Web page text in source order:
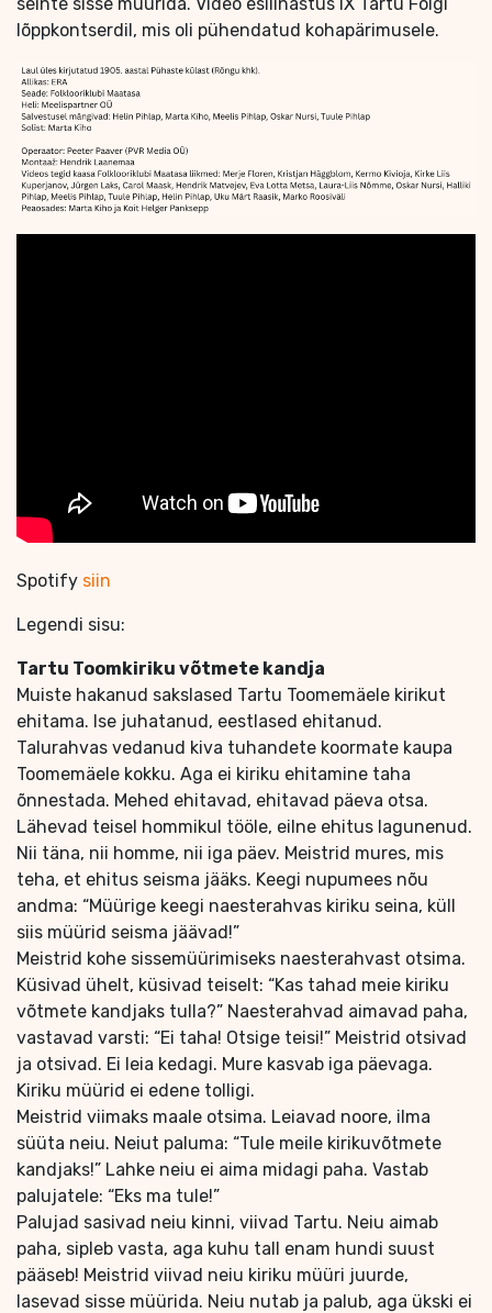
lõppkontserdil, mis oli pühendatud kohapärimusele.
Spotify siin
Legendi sisu:
Tartu Toomkiriku võtmete kandja
Muiste hakanud sakslased Tartu Toomemäele kirikut
ehitama. Ise juhatanud, eestlased ehitanud.
Talurahvas vedanud kiva tuhandete koormate kaupa
Toomemäele kokku. Aga ei kiriku ehitamine taha
õnnestada. Mehed ehitavad, ehitavad päeva otsa.
Lähevad teisel hommikul tööle, eilne ehitus lagunenud.
Nii täna, nii homme, nii iga päev. Meistrid mures, mis
teha, et ehitus seisma jääks. Keegi nupumees nõu
andma: “Müürige keegi naesterahvas kiriku seina, küll
siis müürid seisma jäävad!”
Meistrid kohe sissemüürimiseks naesterahvast otsima.
Küsivad ühelt, küsivad teiselt: “Kas tahad meie kiriku
võtmete kandjaks tulla?” Naesterahvad aimavad paha,
vastavad varsti: “Ei taha! Otsige teisi!” Meistrid otsivad
ja otsivad. Ei leia kedagi. Mure kasvab iga päevaga.
Kiriku müürid ei edene tolligi.
Meistrid viimaks maale otsima. Leiavad noore, ilma
süüta neiu. Neiut paluma: “Tule meile kirikuvõtmete
kandjaks!” Lahke neiu ei aima midagi paha. Vastab
palujatele: “Eks ma tule!”
Palujad sasivad neiu kinni, viivad Tartu. Neiu aimab
paha, sipleb vasta, aga kuhu tall enam hundi suust
pääseb! Meistrid viivad neiu kiriku müüri juurde,
lasevad sisse müürida. Neiu nutab ja palub, aga ükski ei